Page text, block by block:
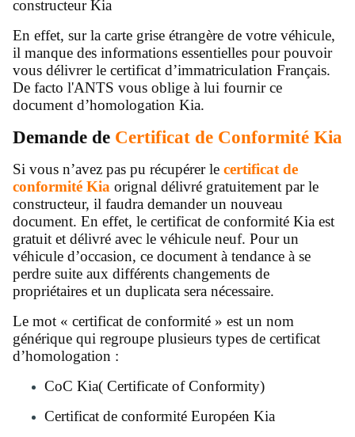
constructeur Kia
En effet, sur la carte grise étrangère de votre véhicule,
il manque des informations essentielles pour pouvoir
vous délivrer le certificat d’immatriculation Français.
De facto l'ANTS vous oblige à lui fournir ce
document d’homologation Kia.
Demande de Certificat de Conformité Kia
Si vous n’avez pas pu récupérer le certificat de
conformité Kia orignal délivré gratuitement par le
constructeur, il faudra demander un nouveau
document. En effet, le certificat de conformité Kia est
gratuit et délivré avec le véhicule neuf. Pour un
véhicule d’occasion, ce document à tendance à se
perdre suite aux différents changements de
propriétaires et un duplicata sera nécessaire.
Le mot « certificat de conformité » est un nom
générique qui regroupe plusieurs types de certificat
d’homologation :
CoC Kia( Certificate of Conformity)
Certificat de conformité Européen Kia